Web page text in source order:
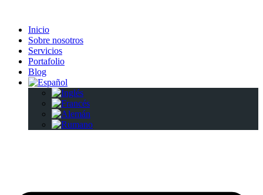
contenido
Inicio
Sobre nosotros
Servicios
Portafolio
Blog